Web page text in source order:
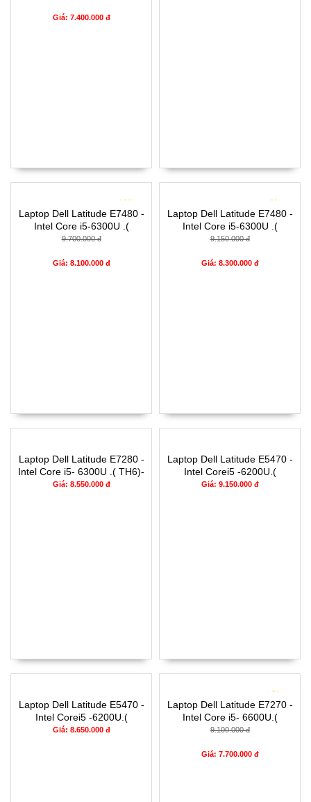
Giá: 7.400.000 đ
- 16%
Laptop Dell Latitude E7480 -
Intel Core i5-6300U .(
TH6)-8G-SSD256-14'
9.700.000 đ
Giá: 8.100.000 đ
- 9%
Laptop Dell Latitude E7480 -
Intel Core i5-6300U .(
TH6)-4G-SSD120g-14'
9.150.000 đ
Giá: 8.300.000 đ
Laptop Dell Latitude E7280 -
Intel Core i5- 6300U .( TH6)-
4G-128G-12.5'
Giá: 8.550.000 đ
Laptop Dell Latitude E5470 -
Intel Corei5 -6200U.(
TH6).-8G-256G-14'
Giá: 9.150.000 đ
Laptop Dell Latitude E5470 -
Intel Corei5 -6200U.(
TH6).-4G-120G-14'
Giá: 8.650.000 đ
- 15%
Laptop Dell Latitude E7270 -
Intel Core i5- 6600U.(
TH6)-8G- SSD256G- 12.5'
9.100.000 đ
Giá: 7.700.000 đ